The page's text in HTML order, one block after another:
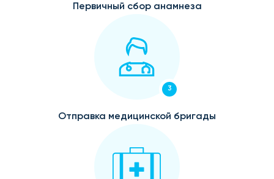
Первичный сбор анамнеза
3
Отправка медицинской бригады